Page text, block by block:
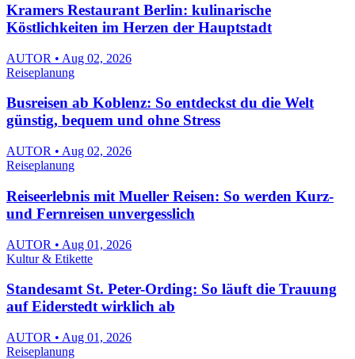
Kramers Restaurant Berlin: kulinarische
Köstlichkeiten im Herzen der Hauptstadt
AUTOR • Aug 02, 2026
Reiseplanung
Busreisen ab Koblenz: So entdeckst du die Welt
günstig, bequem und ohne Stress
AUTOR • Aug 02, 2026
Reiseplanung
Reiseerlebnis mit Mueller Reisen: So werden Kurz-
und Fernreisen unvergesslich
AUTOR • Aug 01, 2026
Kultur & Etikette
Standesamt St. Peter-Ording: So läuft die Trauung
auf Eiderstedt wirklich ab
AUTOR • Aug 01, 2026
Reiseplanung